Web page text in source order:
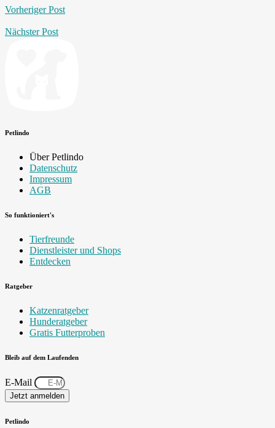
Vorheriger Post
Nächster Post
Petlindo
Über Petlindo
Datenschutz
Impressum
AGB
So funktioniert's
Tierfreunde
Dienstleister und Shops
Entdecken
Ratgeber
Katzenratgeber
Hunderatgeber
Gratis Futterproben
Bleib auf dem Laufenden
E-Mail
Jetzt anmelden
Petlindo